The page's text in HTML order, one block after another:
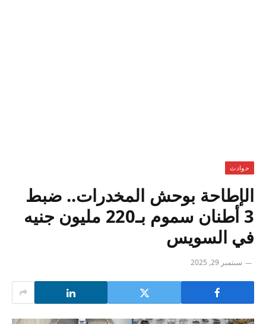
حوادث
الإطاحة بوحش المخدرات.. ضبط
3 أطنان سموم بـ220 مليون جنيه
في السويس
سبتمبر 29, 2025